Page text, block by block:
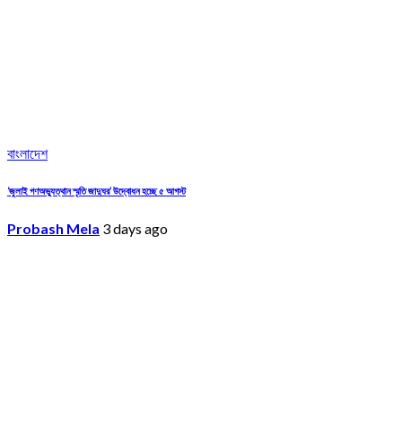
বাংলাদেশ
‘জুলাই গণঅভ্যুত্থান স্মৃতি জাদুঘর’ উদ্বোধন হচ্ছে ৫ আগস্ট
Probash Mela 3 days ago